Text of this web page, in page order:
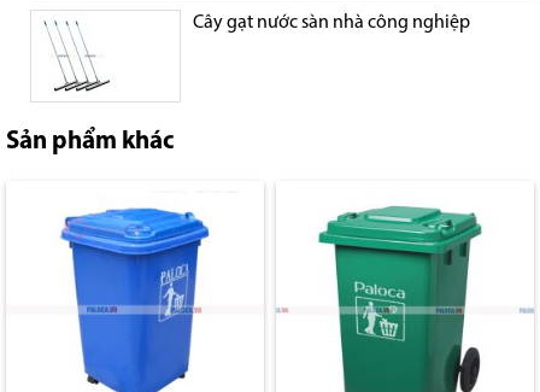
Cây gạt nước sàn nhà công nghiệp
Sản phẩm khác